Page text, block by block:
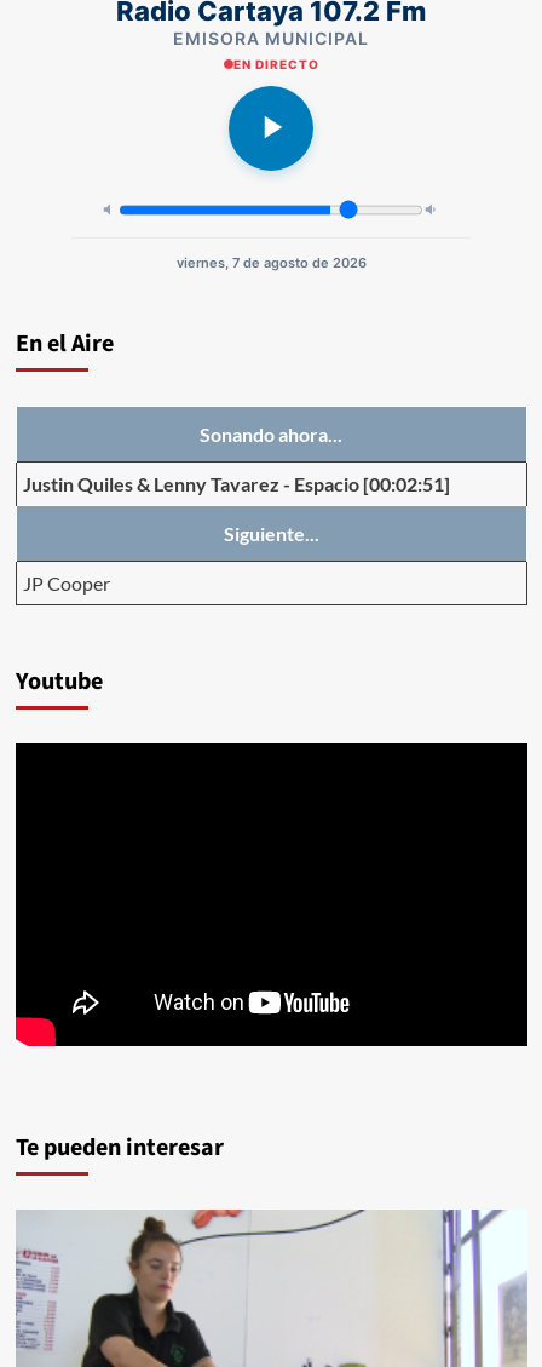
Radio Cartaya 107.2 Fm
EMISORA MUNICIPAL
EN DIRECTO
viernes, 7 de agosto de 2026
En el Aire
Sonando ahora...
Justin Quiles & Lenny Tavarez - Espacio [00:02:51]
Siguiente...
JP Cooper
Youtube
Te pueden interesar